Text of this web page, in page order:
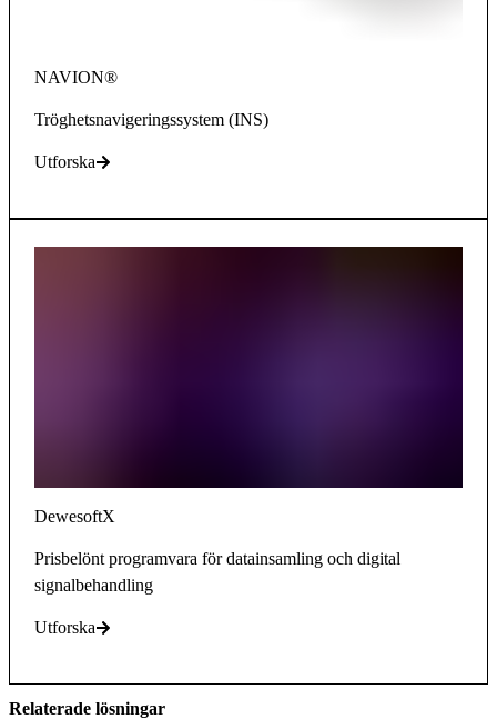
NAVION®
Tröghetsnavigeringssystem (INS)
Utforska
DewesoftX
Prisbelönt programvara för datainsamling och digital
signalbehandling
Utforska
Relaterade lösningar